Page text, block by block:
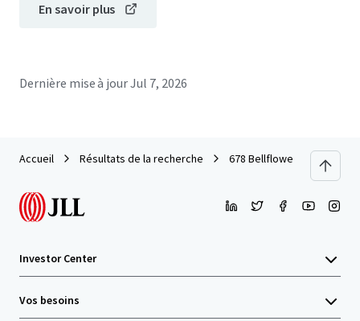
En savoir plus
Dernière mise à jourJul 7, 2026
Accueil Résultats de la recherche 678 Bellflower
Investor Center
Vos besoins